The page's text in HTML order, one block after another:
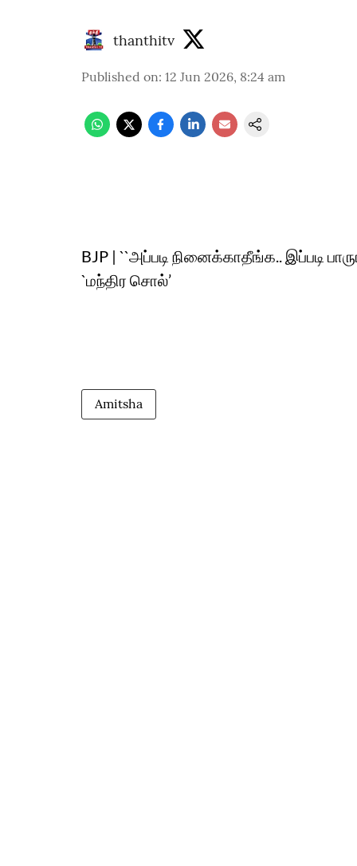
thanthitv
Published on: 12 Jun 2026, 8:24 am
BJP | ``அப்படி நினைக்காதீங்க.. இப்படி
`மந்திர சொல்’
Amitsha